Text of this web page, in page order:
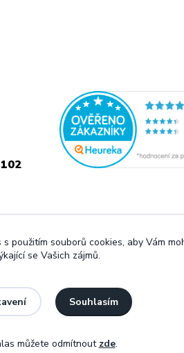
použitím souborů cookies, aby Vám
se Vašich zájmů.
Souhlasím
můžete odmítnout zde.